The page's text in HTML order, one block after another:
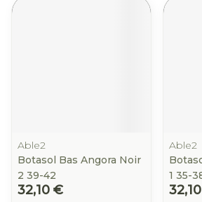
Able2
Botasol Bas Angora Noir
2 39-42
32,10 €
Able2
1 35-